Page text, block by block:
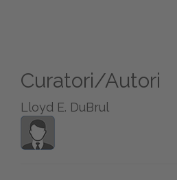
Curatori/Autori
Lloyd E. DuBrul